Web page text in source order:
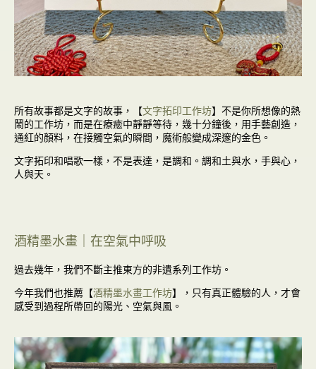
所有故事都是文字的故事，【文字拓印工作坊】不是你所想像的熱
鬧的工作坊，而是在療癒中靜靜等待，幾十分鐘後，用手藝創造，
通紅的顏料，在接觸空氣的瞬間，魔術般變成深邃的金色。
文字拓印和唱歌一樣，不是表達，是調和。調和土與水，手與心，
人與天。
酒精墨水畫｜在空氣中呼吸
過去幾年，我們不斷主推東方的非遺系列工作坊。
今年我們也推薦【酒精墨水畫工作坊】，只有真正體驗的人，才會
感受到過程所帶回的陽光、空氣與風。